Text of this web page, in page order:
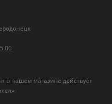
в нашем магазине действует